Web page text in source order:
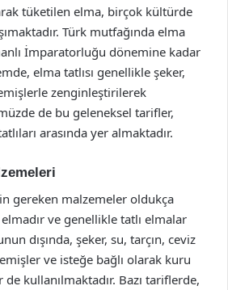
tüketilen elma, birçok kültürde
Türk mutfağında elma
İmparatorluğu dönemine kadar
elma tatlısı genellikle şeker,
zenginleştirilerek
de bu geleneksel tarifler,
arasında yer almaktadır.
gereken malzemeler oldukça
ve genellikle tatlı elmalar
dışında, şeker, su, tarçın, ceviz
ve isteğe bağlı olarak kuru
kullanılmaktadır. Bazı tariflerde,